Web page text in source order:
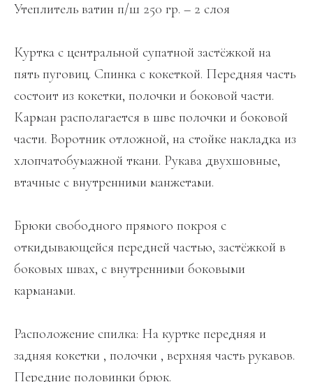
Утеплитель ватин п/ш 250 гр. – 2 слоя
Куртка с центральной супатной застёжкой на
пять пуговиц. Спинка с кокеткой. Передняя часть
состоит из кокетки, полочки и боковой части.
Карман располагается в шве полочки и боковой
части. Воротник отложной, на стойке накладка из
хлопчатобумажной ткани. Рукава двухшовные,
втачные с внутренними манжетами.
Брюки свободного прямого покроя с
откидывающейся передней частью, застёжкой в
боковых швах, с внутренними боковыми
карманами.
Расположение спилка: На куртке передняя и
задняя кокетки , полочки , верхняя часть рукавов.
Передние половинки брюк.